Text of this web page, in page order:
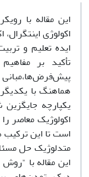
این مقاله با
اکولوژی
ایده تعلیم و
تأکید بر
پیش‌فرض‌ها،مبانی
هماهنگ با
یکپارچه
اکولوژیک معاصر
است تا این ترکیب
متدلوژیک حل
این مقاله با